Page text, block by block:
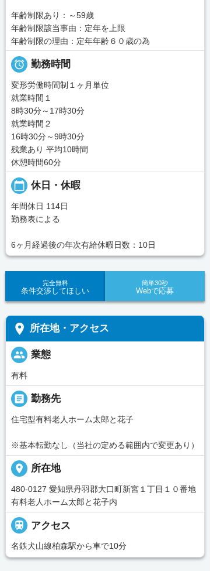
年齢制限あり：～59歳
年齢制限該当事由：定年を上限
年齢制限の理由：定年年齢６０歳の為
 勤務時間
変形労働時間制１ヶ月単位
就業時間１
8時30分～17時30分
就業時間２
16時30分～9時30分
残業あり 平均10時間
休憩時間60分
calendar_today 休日・休暇
年間休日 114日
勤務表による
6ヶ月経過後の年次有給休暇日数：10日
完全無料
条件交渉してほしい
簡単30秒
Webで応募
place 所在地・アクセス
people 業態
有料
_pin
勤務先
住宅型有料老人ホーム太郎と花子
※基本転勤なし（当社の定める範囲内で変更あり）
place 所在地
480-0127 愛知県丹羽郡大口町新宮１丁目１０番地
有料老人ホーム太郎と花子内
 アクセス
名鉄犬山線柏森駅から車で10分